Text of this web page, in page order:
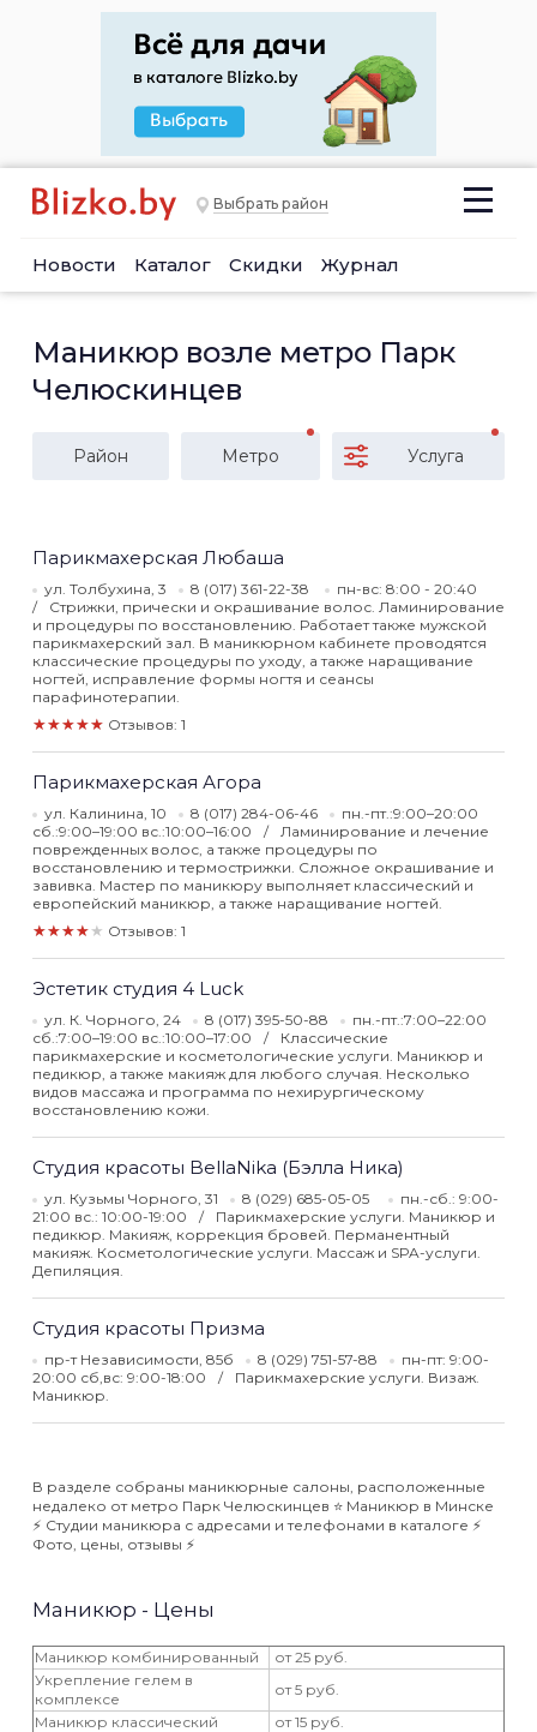
Выбрать район
Новости Каталог Скидки Журнал
Маникюр возле метро Парк
Челюскинцев
Район Метро Услуга
Парикмахерская Любаша
ул. Толбухина, 3 8 (017) 361-22-38
пн-вс: 8:00 - 20:40
Стрижки, прически и окрашивание волос. Ламинирование
и процедуры по восстановлению. Работает также мужской
парикмахерский зал. В маникюрном кабинете проводятся
классические процедуры по уходу, а также наращивание
ногтей, исправление формы ногтя и сеансы
парафинотерапии.
★★★★★ Отзывов: 1
Парикмахерская Агора
ул. Калинина, 10 8 (017) 284-06-46
пн.-пт.:9:00–20:00
сб.:9:00–19:00 вс.:10:00–16:00
Ламинирование и лечение
поврежденных волос, а также процедуры по
восстановлению и термострижки. Сложное окрашивание и
завивка. Мастер по маникюру выполняет классический и
европейский маникюр, а также наращивание ногтей.
★★★★★ Отзывов: 1
Эстетик студия 4 Luck
ул. К. Чорного, 24 8 (017) 395-50-88
пн.-пт.:7:00–22:00
сб.:7:00–19:00 вс.:10:00–17:00
Классические
парикмахерские и косметологические услуги. Маникюр и
педикюр, а также макияж для любого случая. Несколько
видов массажа и программа по нехирургическому
восстановлению кожи.
Студия красоты BellaNika (Бэлла Ника)
ул. Кузьмы Чорного, 31 8 (029) 685-05-05
пн.-сб.: 9:00-
21:00 вс.: 10:00-19:00
Парикмахерские услуги. Маникюр и
педикюр. Макияж, коррекция бровей. Перманентный
макияж. Косметологические услуги. Массаж и SPA-услуги.
Депиляция.
Студия красоты Призма
пр-т Независимости, 85б 8 (029) 751-57-88
пн-пт: 9:00-
20:00 сб,вс: 9:00-18:00
Парикмахерские услуги. Визаж.
Маникюр.
В разделе собраны маникюрные салоны, расположенные
недалеко от метро Парк Челюскинцев ⭐️ Маникюр в Минске
⚡️ Студии маникюра с адресами и телефонами в каталоге ⚡️
Фото, цены, отзывы ⚡️
Маникюр - Цены
Маникюр комбинированный
от 25 руб.
Укрепление гелем в
комплексе
от 5 руб.
Маникюр классический
от 15 руб.